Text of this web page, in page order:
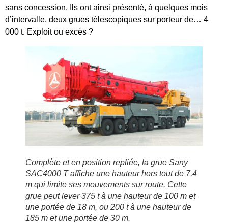
sans concession. Ils ont ainsi présenté, à quelques mois
d’intervalle, deux grues télescopiques sur porteur de… 4
000 t. Exploit ou excès ?
Complète et en position repliée, la grue Sany
SAC4000 T affiche une hauteur hors tout de 7,4
m qui limite ses mouvements sur route. Cette
grue peut lever 375 t à une hauteur de 100 m et
une portée de 18 m, ou 200 t à une hauteur de
185 m et une portée de 30 m.